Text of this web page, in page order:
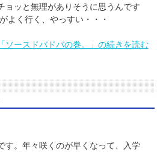
ョッと無理がありそうに思うんです
よく行く、やっすい・・・
「ソースドバドバの巻。」の続きを読む
。年々咲くのが早くなって、入学